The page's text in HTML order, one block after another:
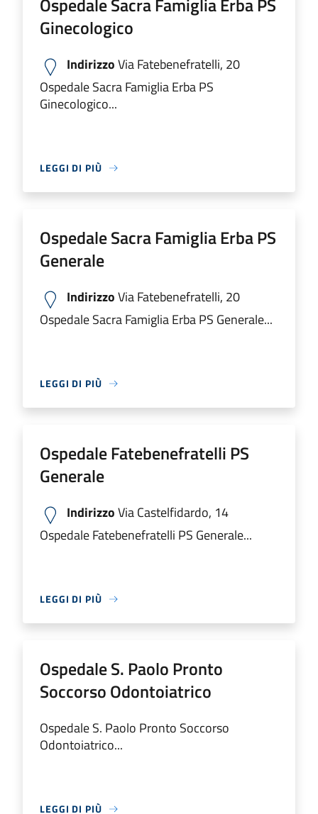
Ginecologico
IndirizzoVia Fatebenefratelli, 20
Ospedale Sacra Famiglia Erba PS
Ginecologico...
LEGGI DI PIÙ
Ospedale Sacra Famiglia Erba PS
Generale
IndirizzoVia Fatebenefratelli, 20
Ospedale Sacra Famiglia Erba PS Generale...
LEGGI DI PIÙ
Ospedale Fatebenefratelli PS
Generale
IndirizzoVia Castelfidardo, 14
Ospedale Fatebenefratelli PS Generale...
LEGGI DI PIÙ
Ospedale S. Paolo Pronto
Soccorso Odontoiatrico
Ospedale S. Paolo Pronto Soccorso
Odontoiatrico...
LEGGI DI PIÙ